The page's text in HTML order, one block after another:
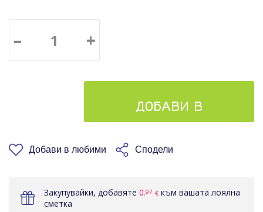
– +
ДОБАВИ В
КОШНИЦАТА
Добави в любими Сподели
Закупувайки, добавяте 0.97 € към вашата лоялна
сметка